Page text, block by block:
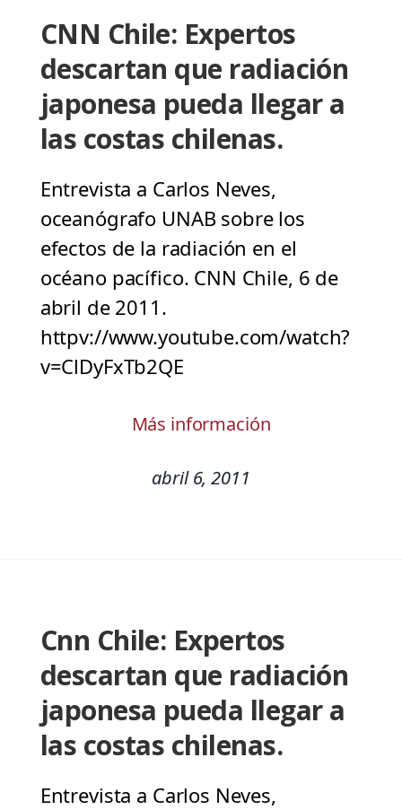
CNN Chile: Expertos
descartan que radiación
japonesa pueda llegar a
las costas chilenas.
Entrevista a Carlos Neves,
oceanógrafo UNAB sobre los
efectos de la radiación en el
océano pacífico. CNN Chile, 6 de
abril de 2011.
httpv://www.youtube.com/watch?
v=ClDyFxTb2QE
Más información
abril 6, 2011
Cnn Chile: Expertos
descartan que radiación
japonesa pueda llegar a
las costas chilenas.
Entrevista a Carlos Neves,